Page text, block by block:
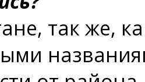
так же,